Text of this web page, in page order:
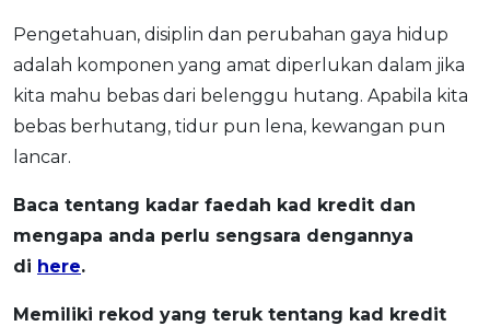
Pengetahuan, disiplin dan perubahan gaya hidup
adalah komponen yang amat diperlukan dalam jika
kita mahu bebas dari belenggu hutang. Apabila kita
bebas berhutang, tidur pun lena, kewangan pun
lancar.
Baca tentang kadar faedah kad kredit dan
mengapa anda perlu sengsara dengannya
di here.
Memiliki rekod yang teruk tentang kad kredit